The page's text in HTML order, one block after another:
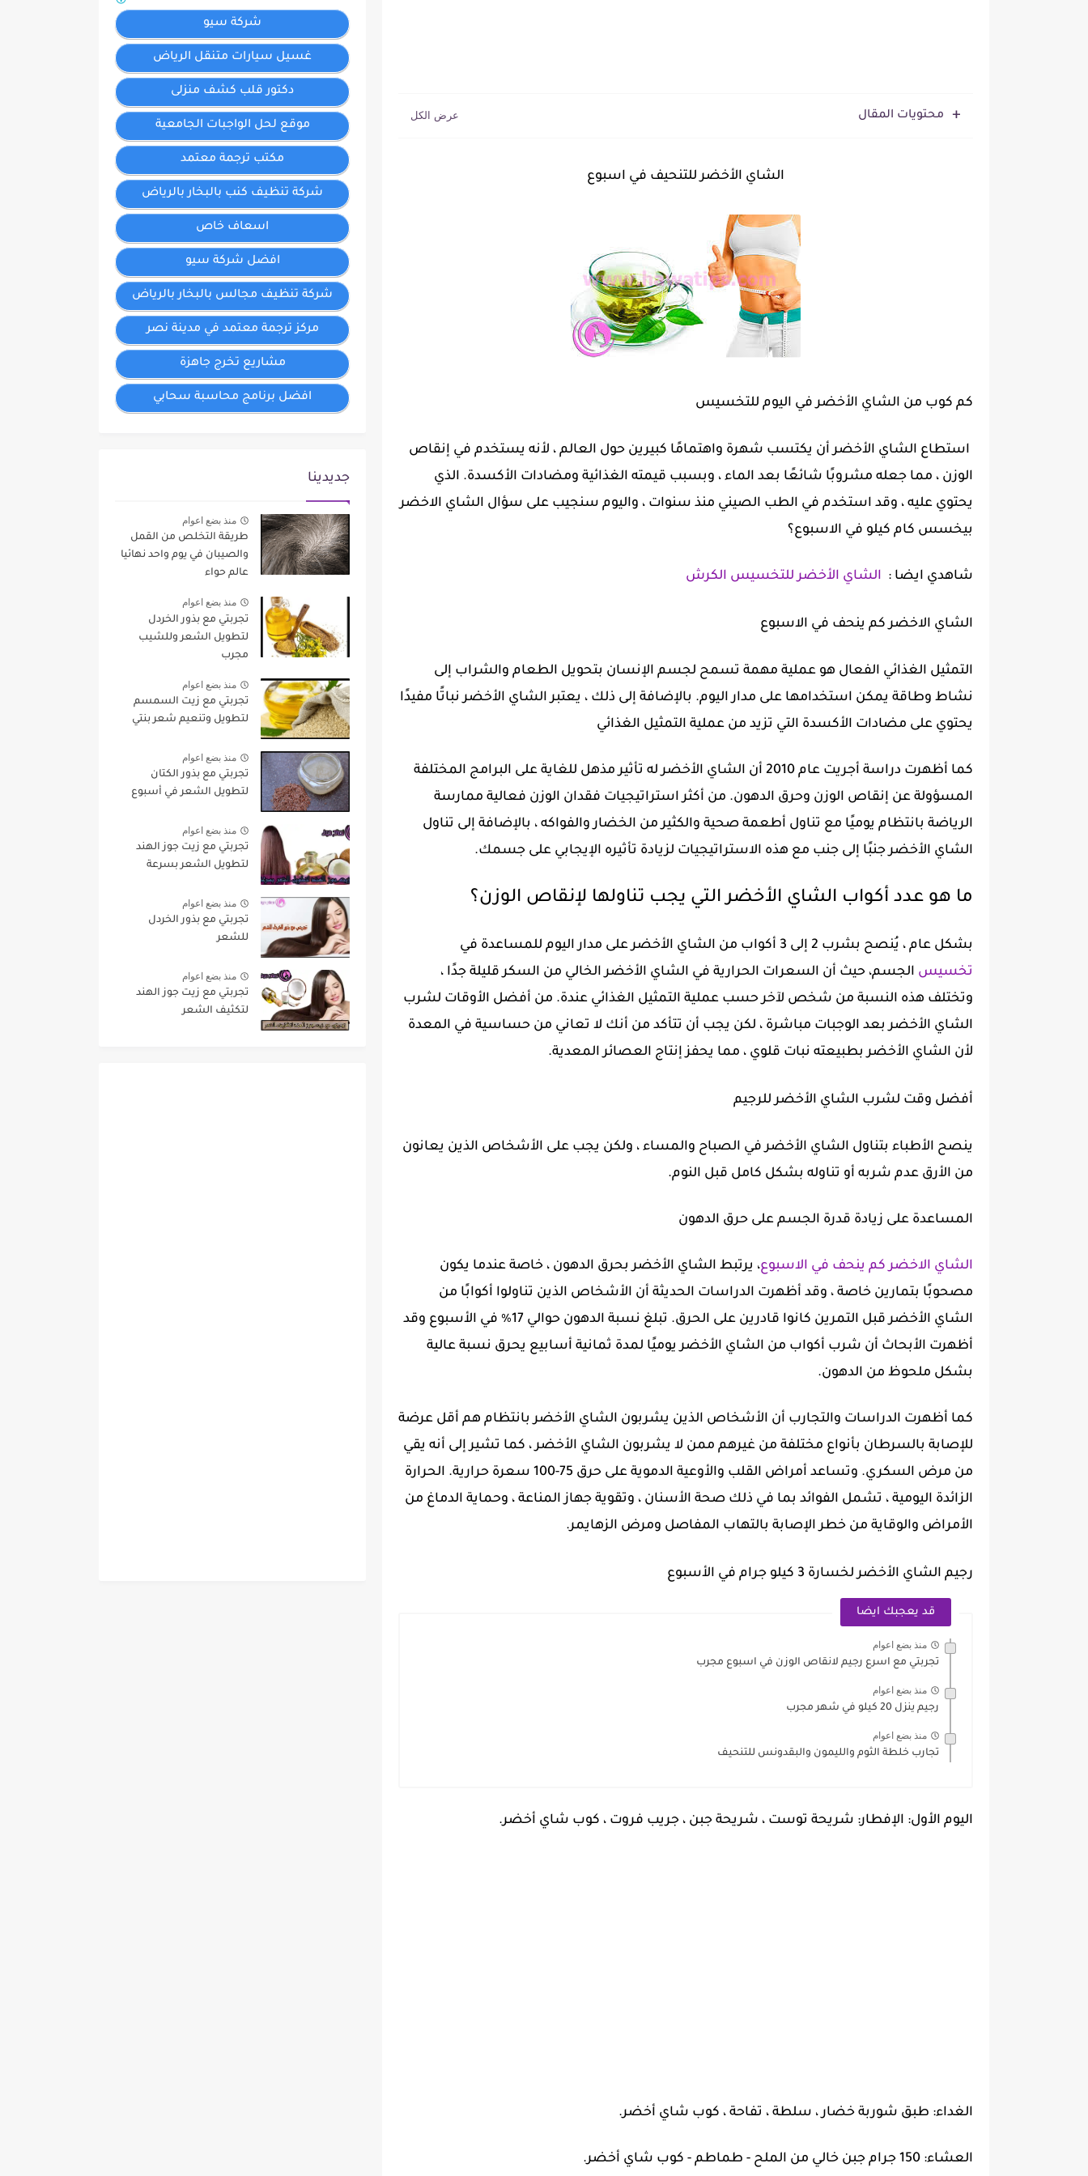
محتويات المقال
الشاي الأخضر للتنحيف في اسبوع
كم كوب من الشاي الأخضر في اليوم للتخسيس
استطاع الشاي الأخضر أن يكتسب شهرة واهتمامًا كبيرين حول العالم ، لأنه يستخدم في إنقاص
الوزن ، مما جعله مشروبًا شائعًا بعد الماء ، وبسبب قيمته الغذائية ومضادات الأكسدة. الذي
يحتوي عليه ، وقد استخدم في الطب الصيني منذ سنوات ، واليوم سنجيب على سؤال الشاي الاخضر
بيخسس كام كيلو في الاسبوع؟
شاهدي ايضا : الشاي الأخضر للتخسيس الكرش
الشاي الاخضر كم ينحف في الاسبوع
التمثيل الغذائي الفعال هو عملية مهمة تسمح لجسم الإنسان بتحويل الطعام والشراب إلى
نشاط وطاقة يمكن استخدامها على مدار اليوم. بالإضافة إلى ذلك ، يعتبر الشاي الأخضر نباتًا مفيدًا
يحتوي على مضادات الأكسدة التي تزيد من عملية التمثيل الغذائي
كما أظهرت دراسة أجريت عام 2010 أن الشاي الأخضر له تأثير مذهل للغاية على البرامج المختلفة
المسؤولة عن إنقاص الوزن وحرق الدهون. من أكثر استراتيجيات فقدان الوزن فعالية ممارسة
الرياضة بانتظام يوميًا مع تناول أطعمة صحية والكثير من الخضار والفواكه ، بالإضافة إلى تناول
الشاي الأخضر جنبًا إلى جنب مع هذه الاستراتيجيات لزيادة تأثيره الإيجابي على جسمك.
ما هو عدد أكواب الشاي الأخضر التي يجب تناولها لإنقاص الوزن؟
بشكل عام ، يُنصح بشرب 2 إلى 3 أكواب من الشاي الأخضر على مدار اليوم للمساعدة في
تخسيس الجسم، حيث أن السعرات الحرارية في الشاي الأخضر الخالي من السكر قليلة جدًا ،
وتختلف هذه النسبة من شخص لآخر حسب عملية التمثيل الغذائي عندة. من أفضل الأوقات لشرب
الشاي الأخضر بعد الوجبات مباشرة ، لكن يجب أن تتأكد من أنك لا تعاني من حساسية في المعدة
لأن الشاي الأخضر بطبيعته نبات قلوي ، مما يحفز إنتاج العصائر المعدية.
أفضل وقت لشرب الشاي الأخضر للرجيم
ينصح الأطباء بتناول الشاي الأخضر في الصباح والمساء ، ولكن يجب على الأشخاص الذين يعانون
من الأرق عدم شربه أو تناوله بشكل كامل قبل النوم.
المساعدة على زيادة قدرة الجسم على حرق الدهون
الشاي الاخضر كم ينحف في الاسبوع، يرتبط الشاي الأخضر بحرق الدهون ، خاصة عندما يكون
مصحوبًا بتمارين خاصة ، وقد أظهرت الدراسات الحديثة أن الأشخاص الذين تناولوا أكوابًا من
الشاي الأخضر قبل التمرين كانوا قادرين على الحرق. تبلغ نسبة الدهون حوالي 17٪ في الأسبوع وقد
أظهرت الأبحاث أن شرب أكواب من الشاي الأخضر يوميًا لمدة ثمانية أسابيع يحرق نسبة عالية
بشكل ملحوظ من الدهون.
كما أظهرت الدراسات والتجارب أن الأشخاص الذين يشربون الشاي الأخضر بانتظام هم أقل عرضة
للإصابة بالسرطان بأنواع مختلفة من غيرهم ممن لا يشربون الشاي الأخضر ، كما تشير إلى أنه يقي
من مرض السكري. وتساعد أمراض القلب والأوعية الدموية على حرق 75-100 سعرة حرارية. الحرارة
الزائدة اليومية ، تشمل الفوائد بما في ذلك صحة الأسنان ، وتقوية جهاز المناعة ، وحماية الدماغ من
الأمراض والوقاية من خطر الإصابة بالتهاب المفاصل ومرض الزهايمر.
رجيم الشاي الأخضر لخسارة 3 كيلو جرام في الأسبوع
قد يعجبك ايضا
منذ بضع اعوام
تجربتي مع اسرع رجيم لانقاص الوزن في اسبوع مجرب
منذ بضع اعوام
رجيم ينزل 20 كيلو في شهر مجرب
منذ بضع اعوام
تجارب خلطة الثوم والليمون والبقدونس للتنحيف
اليوم الأول: الإفطار: شريحة توست ، شريحة جبن ، جريب فروت ، كوب شاي أخضر.
الغداء: طبق شوربة خضار ، سلطة ، تفاحة ، كوب شاي أخضر.
العشاء: 150 جرام جبن خالي من الملح - طماطم - كوب شاي أخضر.
شركة سيو
غسيل سيارات متنقل الرياض
دكتور قلب كشف منزلى
موقع لحل الواجبات الجامعية
مكتب ترجمة معتمد
شركة تنظيف كنب بالبخار بالرياض
اسعاف خاص
افضل شركة سيو
شركة تنظيف مجالس بالبخار بالرياض
مركز ترجمة معتمد في مدينة نصر
مشاريع تخرج جاهزة
افضل برنامج محاسبة سحابي
جديدينا
منذ بضع اعوام
طريقة التخلص من القمل
والصيبان في يوم واحد نهائيا
عالم حواء
منذ بضع اعوام
تجربتي مع بذور الخردل
لتطويل الشعر وللشيب
مجرب
منذ بضع اعوام
تجربتي مع زيت السمسم
لتطويل وتنعيم شعر بنتي
منذ بضع اعوام
تجربتي مع بذور الكتان
لتطويل الشعر في أسبوع
منذ بضع اعوام
تجربتي مع زيت جوز الهند
لتطويل الشعر بسرعة
منذ بضع اعوام
تجربتي مع بذور الخردل
للشعر
منذ بضع اعوام
تجربتي مع زيت جوز الهند
لتكثيف الشعر